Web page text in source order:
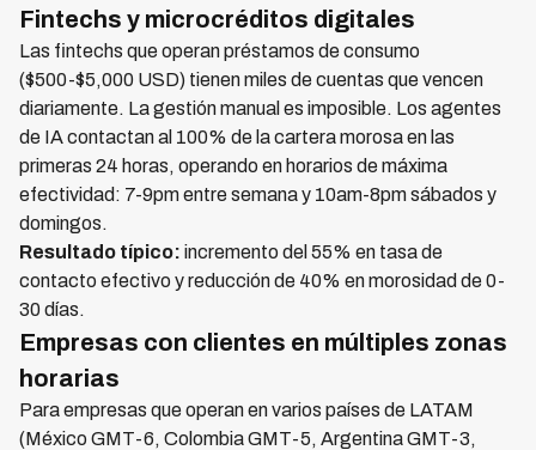
Fintechs y microcréditos digitales
Las fintechs que operan préstamos de consumo
($500-$5,000 USD) tienen miles de cuentas que vencen
diariamente. La gestión manual es imposible. Los agentes
de IA contactan al 100% de la cartera morosa en las
primeras 24 horas, operando en horarios de máxima
efectividad: 7-9pm entre semana y 10am-8pm sábados y
domingos.
Resultado típico: incremento del 55% en tasa de
contacto efectivo y reducción de 40% en morosidad de 0-
30 días.
Empresas con clientes en múltiples zonas
horarias
Para empresas que operan en varios países de LATAM
(México GMT-6, Colombia GMT-5, Argentina GMT-3,